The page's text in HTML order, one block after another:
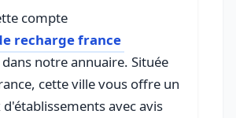
compte
recharge france
notre annuaire. Située
cette ville vous offre un
avec avis